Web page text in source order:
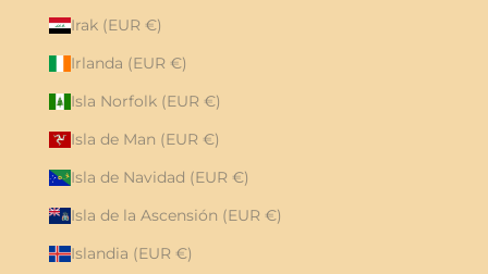
Irak (EUR €)
Irlanda (EUR €)
Isla Norfolk (EUR €)
Isla de Man (EUR €)
Isla de Navidad (EUR €)
Isla de la Ascensión (EUR €)
Islandia (EUR €)